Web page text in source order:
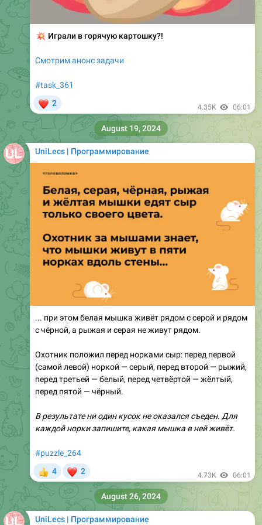
Играли в горячую картошку?!
Смотрим анонс задачи
#task_361
2 4.35K 06:01
UniLecs | Программирование
... при этом белая мышка живёт рядом с серой и рядом
с чёрной, а рыжая и серая не живут рядом.
Охотник положил перед норками сыр: перед первой
(самой левой) норкой — серый, перед второй — рыжий,
перед третьей — белый, перед четвёртой — жёлтый,
перед пятой — чёрный.
В результате ни один кусок не оказался съеден. Для
каждой норки запишите, какая мышка в ней живёт.
#puzzle_264
4 2 4.73K 06:01
August 19, 2024
UniLecs | Программирование
August 26, 2024